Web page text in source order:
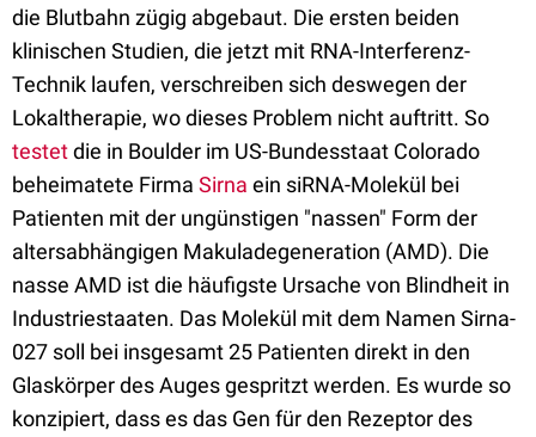
die Blutbahn zügig abgebaut. Die ersten beiden
klinischen Studien, die jetzt mit RNA-Interferenz-
Technik laufen, verschreiben sich deswegen der
Lokaltherapie, wo dieses Problem nicht auftritt. So
testetdie in Boulder im US-Bundesstaat Colorado
beheimatete Firma Sirna ein siRNA-Molekül bei
Patienten mit der ungünstigen "nassen" Form der
altersabhängigen Makuladegeneration (AMD). Die
nasse AMD ist die häufigste Ursache von Blindheit in
Industriestaaten. Das Molekül mit dem Namen Sirna-
027 soll bei insgesamt 25 Patienten direkt in den
Glaskörper des Auges gespritzt werden. Es wurde so
konzipiert, dass es das Gen für den Rezeptor des